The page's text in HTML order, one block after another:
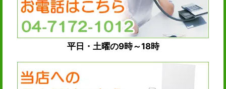
平日・土曜の9時～18時